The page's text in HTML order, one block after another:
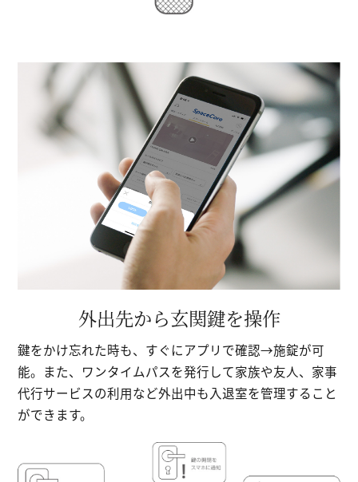
外出先から玄関鍵を操作
鍵をかけ忘れた時も、すぐにアプリで確認→施錠が可
能。また、ワンタイムパスを発行して家族や友人、家事
代行サービスの利用など外出中も入退室を管理すること
ができます。